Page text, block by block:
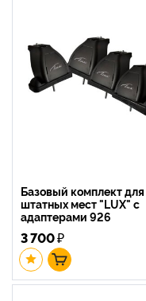
Базовый комплект для
штатных мест "LUX" с
адаптерами 926
3 700₽